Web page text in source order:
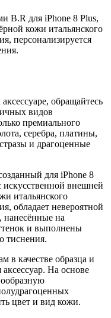
B.R для iPhone 8 Plus,
кожи итальянского
персонализируется
обращайтесь
видов
премиального
серебра, платины,
и драгоценные
для iPhone 8
искусственной внешней
итальянского
обладает невероятной
на
и выполнены
тиснения.
в качестве образца и
На основе
цвет и вид кожи.